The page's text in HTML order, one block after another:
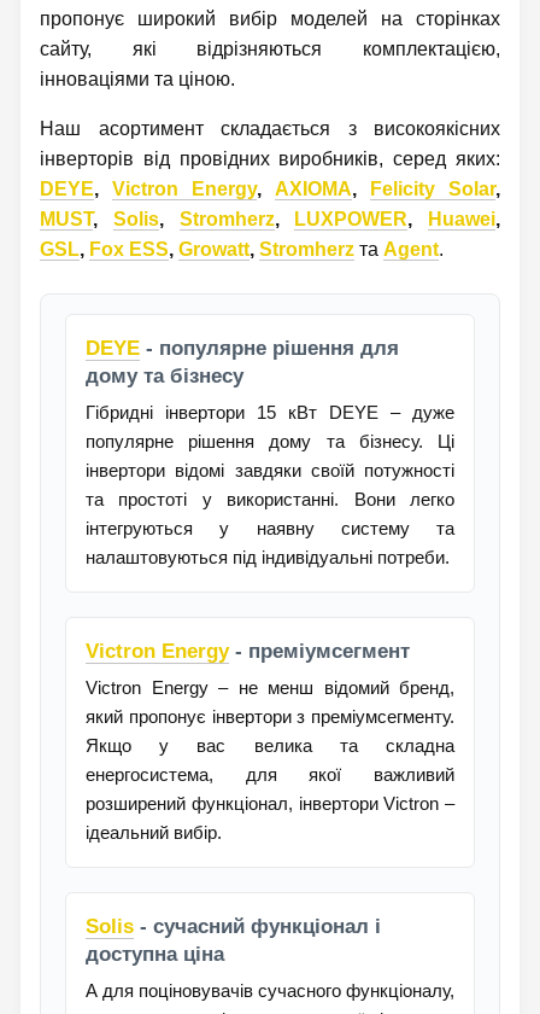
пропонує широкий вибір моделей на сторінках
сайту, які відрізняються комплектацією,
інноваціями та ціною.
Наш асортимент складається з високоякісних
інверторів від провідних виробників, серед яких:
DEYE,Victron Energy, AXIOMA, Felicity Solar,
MUST, Solis, Stromherz, LUXPOWER, Huawei,
GSL, Fox ESS, Growatt, Stromherz та Agent.
DEYE - популярне рішення для
дому та бізнесу
Гібридні інвертори 15 кВт DEYE – дуже
популярне рішення дому та бізнесу. Ці
інвертори відомі завдяки своїй потужності
та простоті у використанні. Вони легко
інтегруються у наявну систему та
налаштовуються під індивідуальні потреби.
Victron Energy- преміумсегмент
Victron Energy – не менш відомий бренд,
який пропонує інвертори з преміумсегменту.
Якщо у вас велика та складна
енергосистема, для якої важливий
розширений функціонал, інвертори Victron –
ідеальний вибір.
Solis - сучасний функціонал і
доступна ціна
А для поціновувачів сучасного функціоналу,